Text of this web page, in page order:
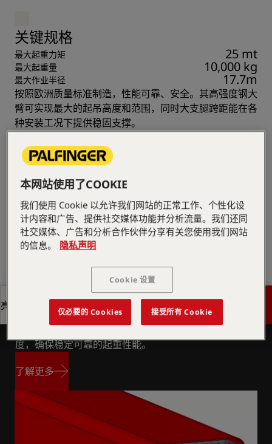
关键规格
最大起重力矩 25 mt
最大起重量 10,000 kg
最大作业半径 17.7m
按照欧洲质量标准制造，性能可靠、安全。其高强度钢大
臂可实现最大的起吊高度和范围，同时大支腿跨距能在各
种安装工况下提供稳固支撑。
自动收钩和过卷停止/过载保护系统提供了最大的安全系
统。适用于各种市场和运营环境的适应性设备：建筑、砖
块搬运、基础设施、政府、电力
索取报价
索取报价
查找销售合作伙伴
亮点
亮点
获取报价
获取报价
八边形大臂截面
八角形大臂截面通过其优化的横截面提供高强度和刚
度，确保稳定可靠的起重性能。
了解更多
了解更多
本网站使用了COOKIE
我们使用 Cookie 以允许我们网站的正常工作、个性化设
计内容和广告、提供社交媒体功能并分析流量。我们还同
社交媒体、广告和分析合作伙伴分享有关您使用我们网站
的信息。
隐私声明
Cookie 设置
仅必要的 Cookies 接受所有 Cookie